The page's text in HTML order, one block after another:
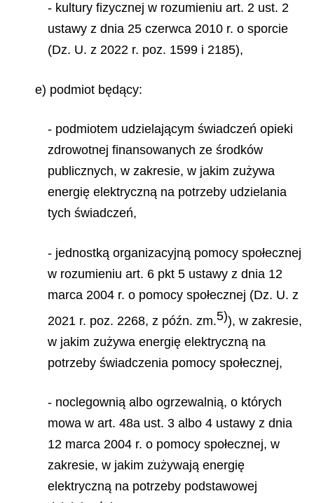
- kultury fizycznej w rozumieniu art. 2 ust. 2
ustawy z dnia 25 czerwca 2010 r. o sporcie
(Dz. U. z 2022 r. poz. 1599 i 2185),
e) podmiot będący:
- podmiotem udzielającym świadczeń opieki
zdrowotnej finansowanych ze środków
publicznych, w zakresie, w jakim zużywa
energię elektryczną na potrzeby udzielania
tych świadczeń,
- jednostką organizacyjną pomocy społecznej
w rozumieniu art. 6 pkt 5 ustawy z dnia 12
marca 2004 r. o pomocy społecznej (Dz. U. z
2021 r. poz. 2268, z późn. zm.5)), w zakresie,
w jakim zużywa energię elektryczną na
potrzeby świadczenia pomocy społecznej,
- noclegownią albo ogrzewalnią, o których
mowa w art. 48a ust. 3 albo 4 ustawy z dnia
12 marca 2004 r. o pomocy społecznej, w
zakresie, w jakim zużywają energię
elektryczną na potrzeby podstawowej